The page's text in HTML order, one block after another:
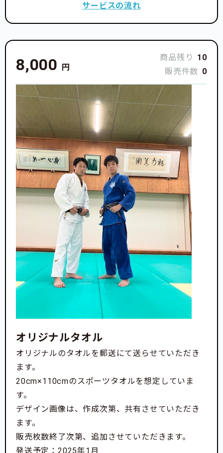
サービスの流れ
8,000 円
商品残り
10
販売件数 0
オリジナルタオル
オリジナルのタオルを郵送にて送らせていただき
ます。
20cm×110cmのスポーツタオルを想定していま
す。
デザイン画像は、作成次第、共有させていただき
ます。
販売枚数終了次第、追加させていただきます。
発送予定：2025年1月